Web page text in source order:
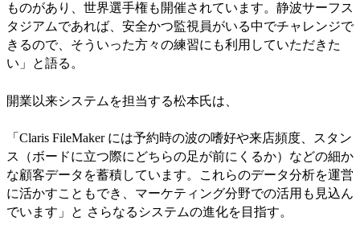
ものがあり、世界選手権も開催されています。静波サーフス
タジアムであれば、安全かつ監視員がいる中でチャレンジで
きるので、そういった方々の練習にも利用していただきた
い」と語る。
開業以来システムを担当する松本氏は、
「Claris FileMaker には予約時の波の嗜好や来店頻度、スタン
ス（ボードに立つ際にどちらの足が前にくるか）などの細か
な顧客データを蓄積しています。これらのデータ分析を運営
に活かすこともでき、マーケティング分野での活用も見込ん
でいます」と さらなるシステムの進化を目指す。